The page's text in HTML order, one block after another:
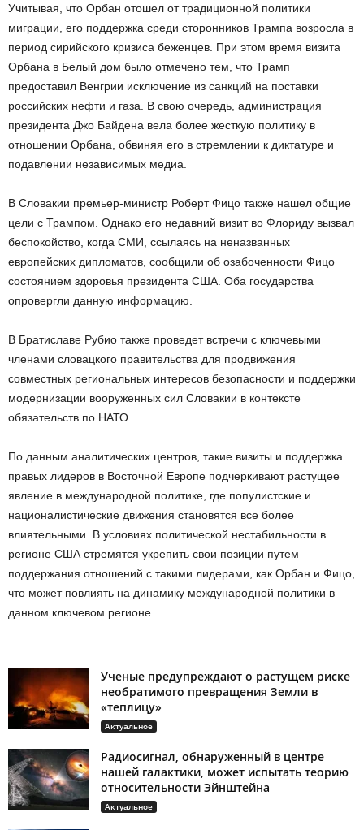
Учитывая, что Орбан отошел от традиционной политики
миграции, его поддержка среди сторонников Трампа возросла в
период сирийского кризиса беженцев. При этом время визита
Орбана в Белый дом было отмечено тем, что Трамп
предоставил Венгрии исключение из санкций на поставки
российских нефти и газа. В свою очередь, администрация
президента Джо Байдена вела более жесткую политику в
отношении Орбана, обвиняя его в стремлении к диктатуре и
подавлении независимых медиа.
В Словакии премьер-министр Роберт Фицо также нашел общие
цели с Трампом. Однако его недавний визит во Флориду вызвал
беспокойство, когда СМИ, ссылаясь на неназванных
европейских дипломатов, сообщили об озабоченности Фицо
состоянием здоровья президента США. Оба государства
опровергли данную информацию.
В Братиславе Рубио также проведет встречи с ключевыми
членами словацкого правительства для продвижения
совместных региональных интересов безопасности и поддержки
модернизации вооруженных сил Словакии в контексте
обязательств по НАТО.
По данным аналитических центров, такие визиты и поддержка
правых лидеров в Восточной Европе подчеркивают растущее
явление в международной политике, где популистские и
националистические движения становятся все более
влиятельными. В условиях политической нестабильности в
регионе США стремятся укрепить свои позиции путем
поддержания отношений с такими лидерами, как Орбан и Фицо,
что может повлиять на динамику международной политики в
данном ключевом регионе.
Ученые предупреждают о растущем риске
необратимого превращения Земли в
«теплицу»
Актуальное
Радиосигнал, обнаруженный в центре
нашей галактики, может испытать теорию
относительности Эйнштейна
Актуальное